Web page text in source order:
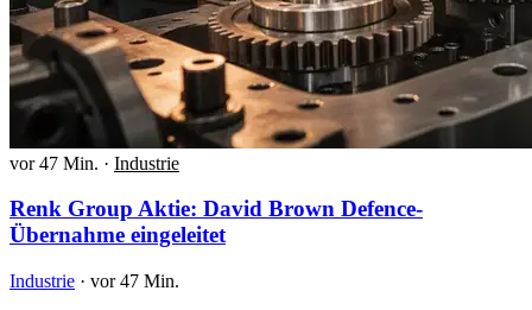
vor 47 Min. · Industrie
Renk Group Aktie: David Brown Defence-
Übernahme eingeleitet
Industrie · vor 47 Min.